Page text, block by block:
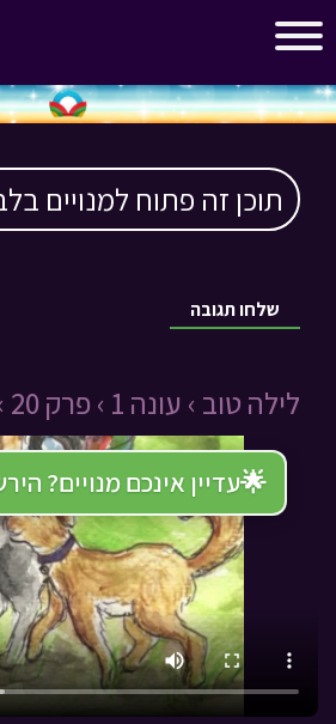
תוכן זה פתוח למנויים
שלחו תגובה
לילה טוב › עונה 1 › פרק 20 ›
🌟עדיין אינכם מנויים?